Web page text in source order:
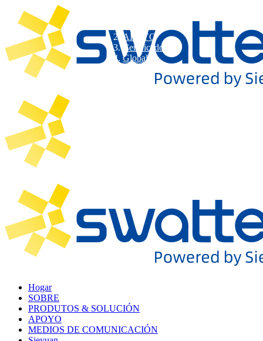
Hogar
SOBRE
PRODUTOS & SOLUCIÓN
APOYO
MEDIOS DE COMUNICACIÓN
APOYO
Certificado
Global